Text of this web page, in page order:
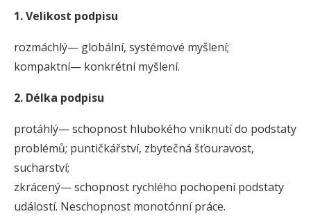
1. Velikost podpisu
rozmáchlý— globální, systémové myšlení;
kompaktní— konkrétní myšlení.
2. Délka podpisu
protáhlý— schopnost hlubokého vniknutí do podstaty
problémů; puntičkářství, zbytečná šťouravost,
sucharství;
zkrácený— schopnost rychlého pochopení podstaty
událostí. Neschopnost monotónní práce.